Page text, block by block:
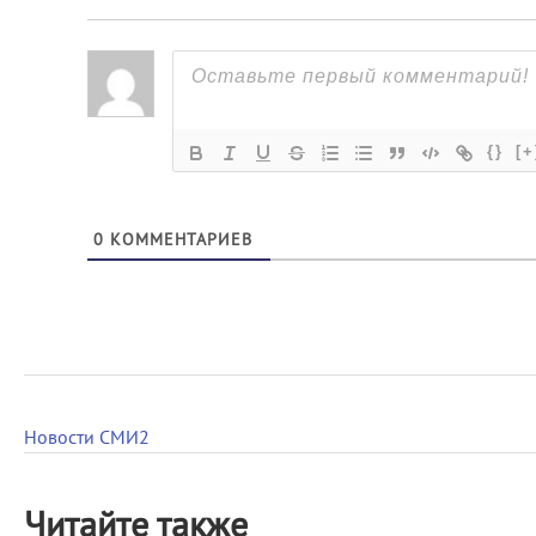
{}
0 КОММЕНТАРИЕВ
Новости СМИ2
Читайте также